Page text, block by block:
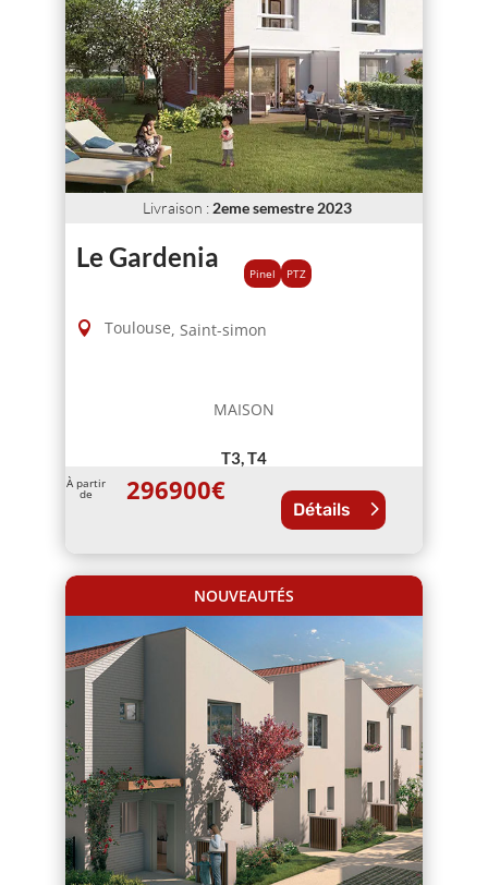
Livraison : 2eme semestre 2023
Le Gardenia
Pinel PTZ
Toulouse, Saint-simon
MAISON
T3, T4
À partir
de 296900€
Détails
NOUVEAUTÉS